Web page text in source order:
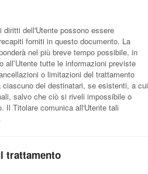
dell'Utente possono essere
forniti in questo documento. La
nel più breve tempo possibile, in
all’Utente tutte le informazioni previste
o limitazioni del trattamento
dei destinatari, se esistenti, a cui
salvo che ciò si riveli impossibile o
Il Titolare comunica all'Utente tali
trattamento